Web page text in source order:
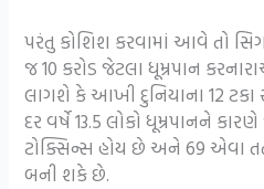
પરંતુ કોશિશ કરવામાં આવે તો
જ 10 કરોડ જેટલા ધૂમ્રપાન
લાગશે કે આખી દુનિયાના 12 ટકા
દર વર્ષે 13.5 લોકો ધૂમ્રપાનને
ટોક્સિન્સ હોય છે અને 69 એવા
બની શકે છે.